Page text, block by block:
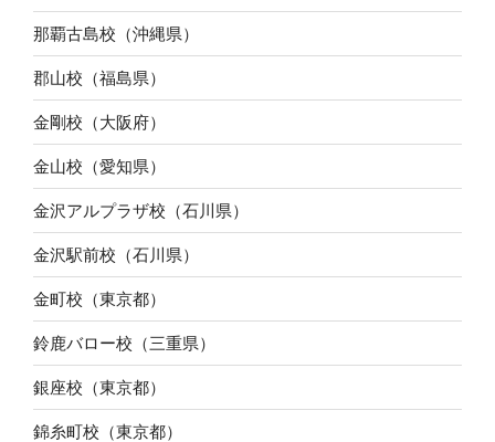
那覇古島校（沖縄県）
郡山校（福島県）
金剛校（大阪府）
金山校（愛知県）
金沢アルプラザ校（石川県）
金沢駅前校（石川県）
金町校（東京都）
鈴鹿バロー校（三重県）
銀座校（東京都）
錦糸町校（東京都）